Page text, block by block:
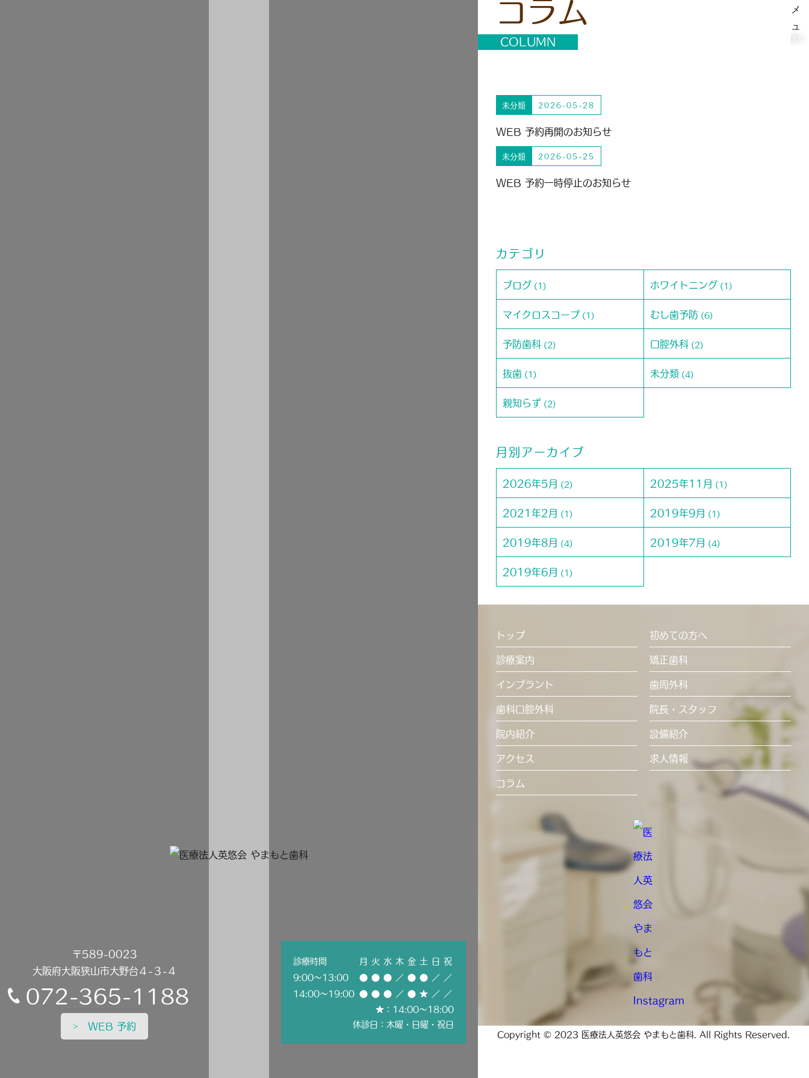
コラム
COLUMN
未分類 2026-05-28
WEB 予約再開のお知らせ
未分類 2026-05-25
WEB 予約一時停止のお知らせ
カテゴリ
ブログ (1) ホワイトニング(1)
マイクロスコープ (1) むし歯予防(6)
予防歯科 (2) 口腔外科(2)
抜歯 (1) 未分類(4)
親知らず (2)
月別アーカイブ
2026年5月 (2) 2025年11月 (1)
2021年2月 (1) 2019年9月 (1)
2019年8月 (4) 2019年7月 (4)
2019年6月 (1)
トップ
初めての方へ
診療案内
矯正歯科
インプラント
歯周外科
歯科口腔外科
院長・スタッフ
院内紹介
設備紹介
アクセス
求人情報
コラム
Copyright © 2023 医療法人英悠会 やまもと歯科. All Rights Reserved.
〒589-0023
大阪府大阪狭山市大野台４-３-４
072-365-1188
WEB 予約
診療時間 月 火 水 木 金 土 日 祝
9:00～13:00
● ● ● ／ ● ● ／ ／
14:00～19:00 ● ● ● ／ ● ★ ／ ／
★：14:00〜18:00
休診日：木曜・日曜・祝日